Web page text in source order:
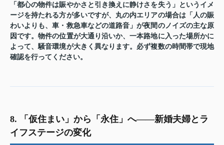
「都心の物件は賑やかさと引き換えに静けさを失う」というイメ
ージを持たれる方が多いですが、丸の内エリアの場合は「人の賑
わいよりも、車・救急車などの道路音」が夜間のノイズの主な原
因です。物件の位置が大通り沿いか、一本路地に入った場所かに
よって、騒音環境が大きく異なります。必ず複数の時間帯で現地
確認を行ってください。
8. 「仮住まい」から「永住」へ——新婚夫婦とラ
イフステージの変化